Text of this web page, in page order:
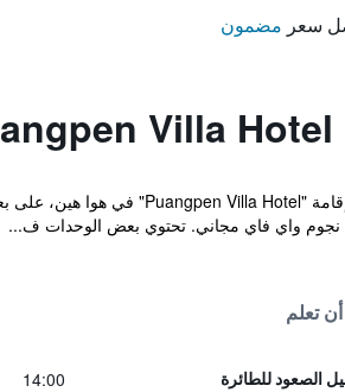
سعر مضمون
تعلم
الصعود للطائرة 14:00